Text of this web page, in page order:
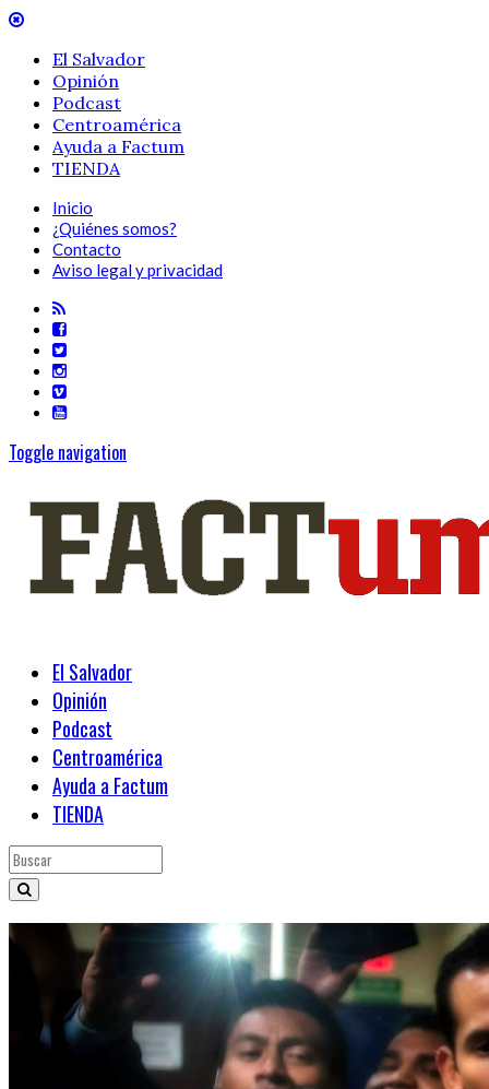
El Salvador
Opinión
Podcast
Centroamérica
Ayuda a Factum
TIENDA
Inicio
¿Quiénes somos?
Contacto
Aviso legal y privacidad
Toggle navigation
El Salvador
Opinión
Podcast
Centroamérica
Ayuda a Factum
TIENDA